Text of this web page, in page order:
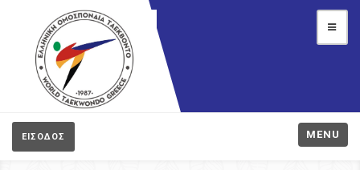
ΕΙΣΟΔΟΣ MENU